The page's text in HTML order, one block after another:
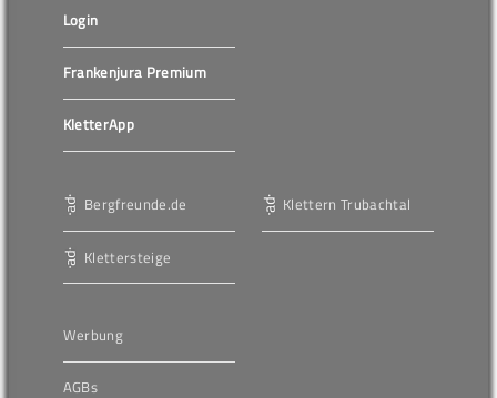
Login
Frankenjura Premium
KletterApp
Bergfreunde.de
Klettersteige
Klettern Trubachtal
Werbung
AGBs